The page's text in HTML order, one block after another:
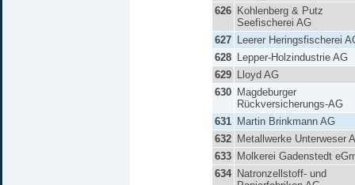
626 Kohlenberg & Putz
Seefischerei AG
627 Leerer Heringsfischerei
628 Lepper-Holzindustrie AG
629 Lloyd AG
630 Magdeburger
Rückversicherungs-AG
631 Martin Brinkmann AG
632 Metallwerke Unterweser
633 Molkerei Gadenstedt
634 Natronzellstoff- und